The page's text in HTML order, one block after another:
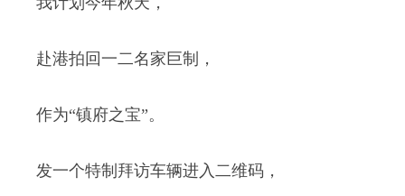
赴港拍回一二名家巨制，
作为“镇府之宝”。
发一个特制拜访车辆进入二维码，